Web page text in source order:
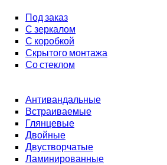
Под заказ
С зеркалом
С коробкой
Скрытого монтажа
Со стеклом
Антивандальные
Встраиваемые
Глянцевые
Двойные
Двустворчатые
Ламинированные